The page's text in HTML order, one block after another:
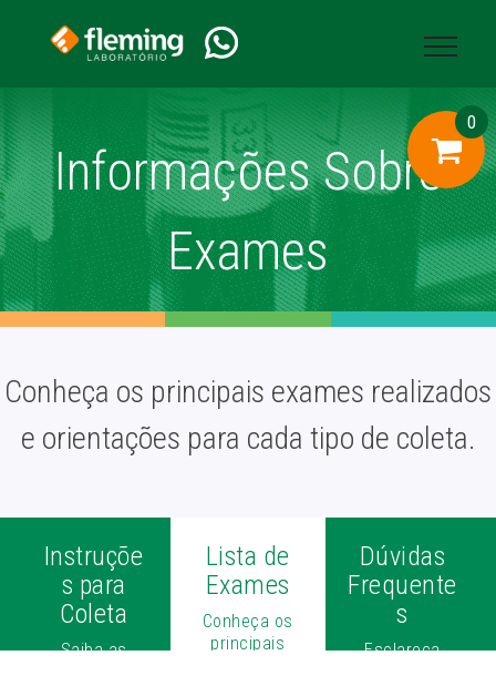
0
Informações Sobre
Exames
Conheça os principais exames realizados
e orientações para cada tipo de coleta.
Instruçõe
s para
Coleta
Saiba as
Lista de
Exames
Conheça os
principais
Dúvidas
Frequente
s
Esclareça